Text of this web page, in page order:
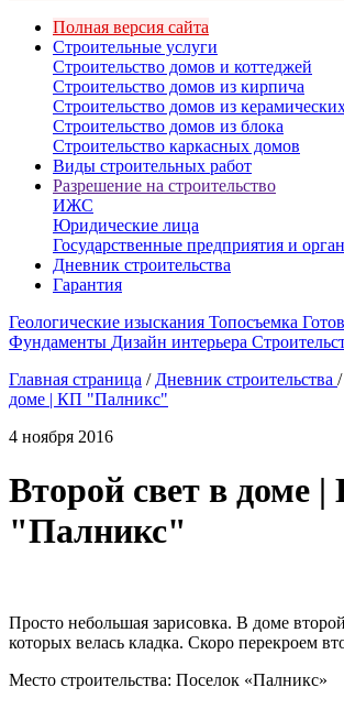
Полная версия сайта
Строительные услуги
Строительство домов и коттеджей
Строительство домов из кирпича
Строительство домов из
Строительство домов из блока
Строительство каркасных домов
Виды строительных работ
Разрешение на строительство
ИЖС
Юридические лица
Государственные предприятия и
Дневник строительства
Гарантия
Геологические изыскания Топосъемка
Фундаменты Дизайн интерьера
Главная страница / Дневник строительства /
доме | КП "Палникс"
4 ноября 2016
Второй свет в доме
"Палникс"
Просто небольшая зарисовка. В доме второй
которых велась кладка. Скоро перекроем
Место строительства: Поселок «Палникс»